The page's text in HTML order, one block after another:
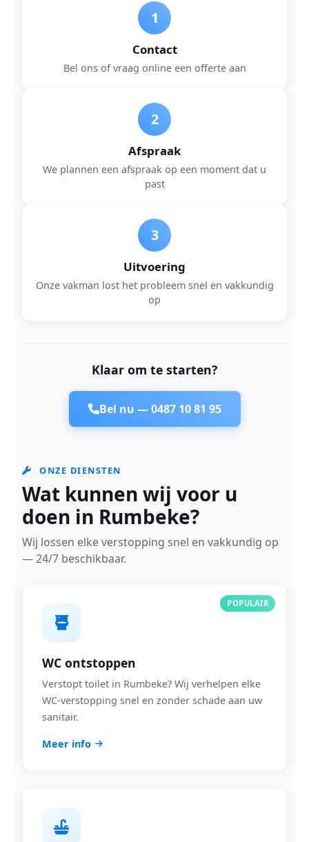
1
Contact
Bel ons of vraag online een offerte aan
2
Afspraak
We plannen een afspraak op een moment dat u
past
3
Uitvoering
Onze vakman lost het probleem snel en vakkundig
op
Klaar om te starten?
Bel nu —0487 10 81 95
ONZE DIENSTEN
Wat kunnen wij voor u
doen in Rumbeke?
Wij lossen elke verstopping snel en vakkundig op
— 24/7 beschikbaar.
POPULAIR
WC ontstoppen
Verstopt toilet in Rumbeke? Wij verhelpen elke
WC-verstopping snel en zonder schade aan uw
sanitair.
Meer info